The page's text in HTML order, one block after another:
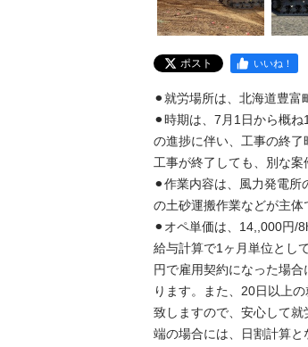
ポスト いいね！
⚫︎就労場所は、北海道豊富
⚫︎時期は、7月1日から概
の進捗に伴い、工事の終
工事が終了しても、別な案
⚫︎作業内容は、風力発電
の土砂運搬作業などが主体
⚫︎オペ単価は、14,,000円/
給与計算で1ヶ月単位とし
円で雇用契約になった場
ります。また、20日以上
致しますので、安心して
端の場合には、日割計算と